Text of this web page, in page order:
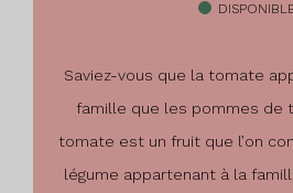
Saviez-vous que la tomate
famille que les pommes de
tomate est un fruit que l’on
légume appartenant à la